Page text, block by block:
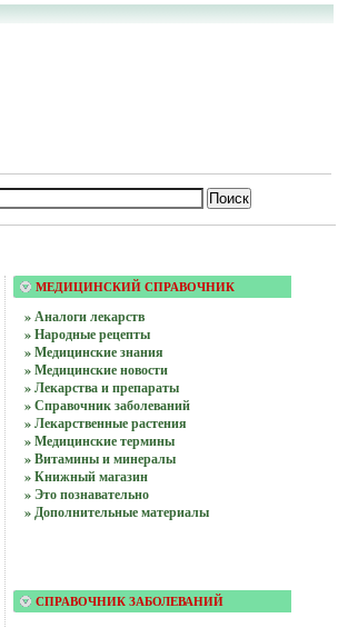
МЕДИЦИНСКИЙ СПРАВОЧНИК
» Аналоги лекарств
» Народные рецепты
» Медицинские знания
» Медицинские новости
» Лекарства и препараты
» Справочник заболеваний
» Лекарственные растения
» Медицинские термины
» Витамины и минералы
» Книжный магазин
» Это познавательно
» Дополнительные материалы
СПРАВОЧНИК ЗАБОЛЕВАНИЙ